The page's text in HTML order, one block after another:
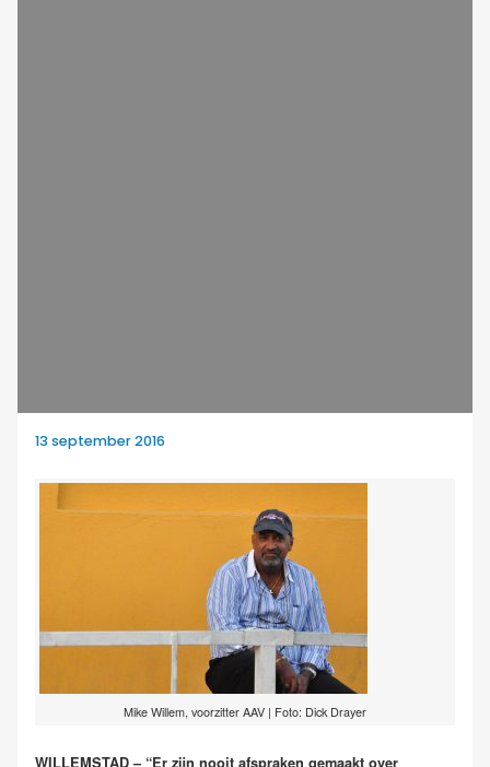
13 september 2016
Mike Willem, voorzitter AAV | Foto: Dick Drayer
WILLEMSTAD – “Er zijn nooit afspraken gemaakt over